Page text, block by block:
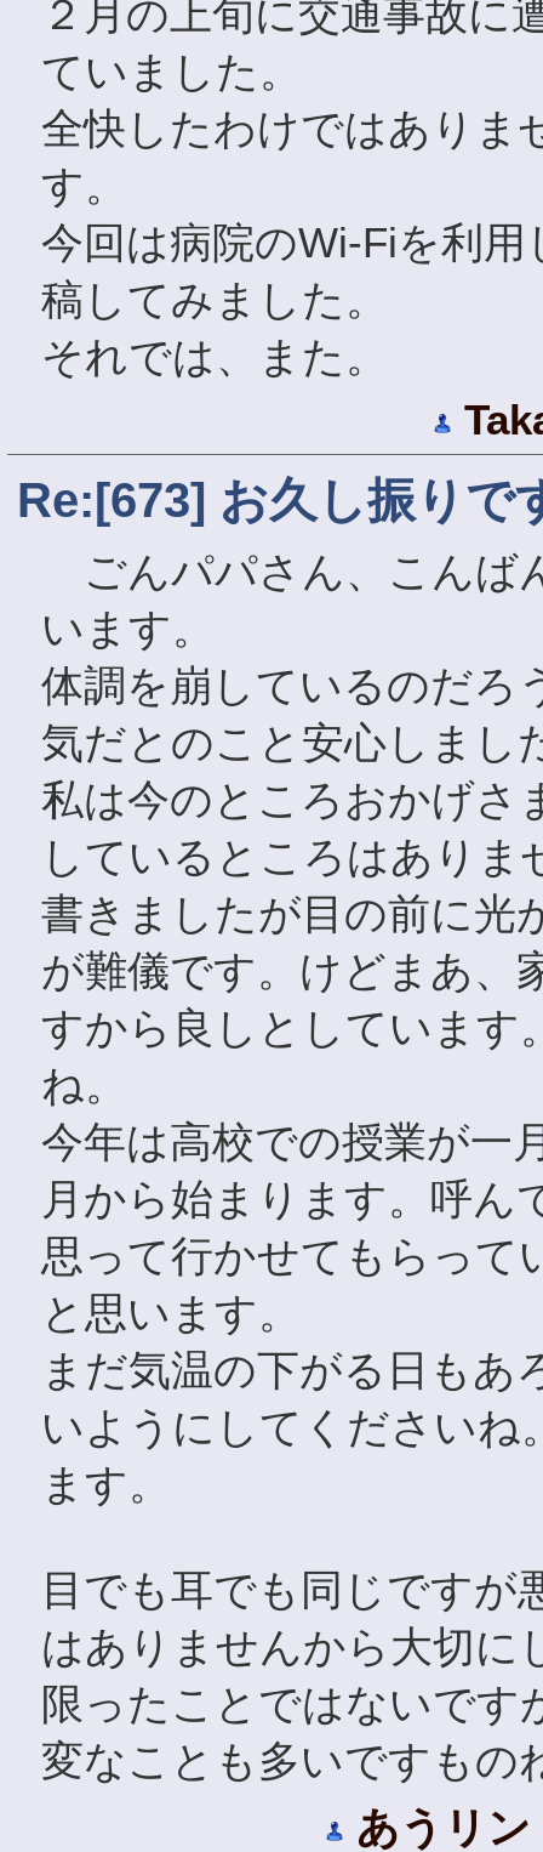
２月の上旬に交通事故に
ていました。
全快したわけではありま
す。
今回は病院のWi-Fiを利
稿してみました。
それでは、また。
Re:[673] お久し振りで
ごんパパさん、こんば
います。
体調を崩しているのだろ
気だとのこと安心しまし
私は今のところおかげさ
しているところはあり
書きましたが目の前に光
が難儀です。けどまあ、
すから良しとしています
ね。
今年は高校での授業が一
月から始まります。呼
思って行かせてもらって
と思います。
まだ気温の下がる日もあ
いようにしてくださいね
ます。
目でも耳でも同じですが
はありませんから大切に
限ったことではないです
変なことも多いですもの
あうリン